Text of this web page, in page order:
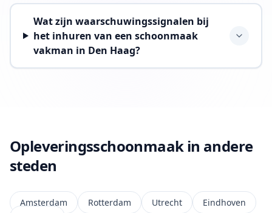
Wat zijn waarschuwingssignalen bij
het inhuren van een schoonmaak
vakman in Den Haag?
Opleveringsschoonmaak in andere
steden
Amsterdam Rotterdam Utrecht
Eindhoven